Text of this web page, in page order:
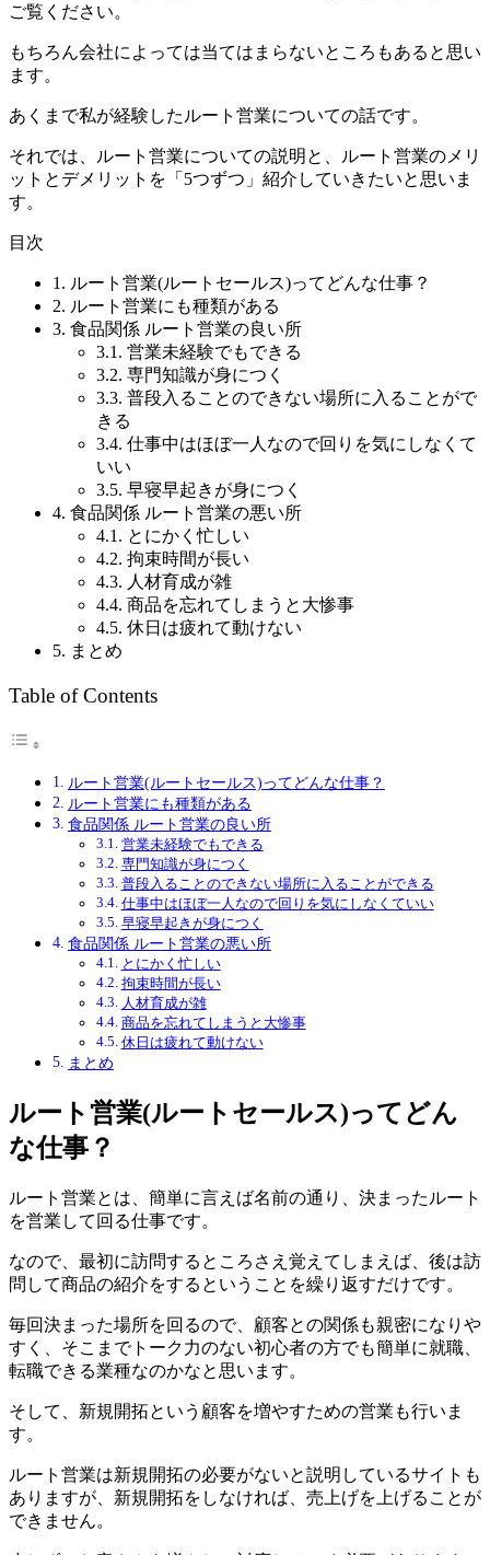
ご覧ください。
もちろん会社によっては当てはまらないところもあると思い
ます。
あくまで私が経験したルート営業についての話です。
それでは、ルート営業についての説明と、ルート営業のメリ
ットとデメリットを「5つずつ」紹介していきたいと思いま
す。
目次
1. ルート営業(ルートセールス)ってどんな仕事？
2. ルート営業にも種類がある
3. 食品関係 ルート営業の良い所
3.1. 営業未経験でもできる
3.2. 専門知識が身につく
3.3. 普段入ることのできない場所に入ることがで
きる
3.4. 仕事中はほぼ一人なので回りを気にしなくて
いい
3.5. 早寝早起きが身につく
4. 食品関係 ルート営業の悪い所
4.1. とにかく忙しい
4.2. 拘束時間が長い
4.3. 人材育成が雑
4.4. 商品を忘れてしまうと大惨事
4.5. 休日は疲れて動けない
5. まとめ
Table of Contents
ルート営業(ルートセールス)ってどんな仕事？
ルート営業にも種類がある
食品関係 ルート営業の良い所
営業未経験でもできる
専門知識が身につく
普段入ることのできない場所に入ることができる
仕事中はほぼ一人なので回りを気にしなくていい
早寝早起きが身につく
食品関係 ルート営業の悪い所
とにかく忙しい
拘束時間が長い
人材育成が雑
商品を忘れてしまうと大惨事
休日は疲れて動けない
まとめ
ルート営業(ルートセールス)ってどん
な仕事？
ルート営業とは、簡単に言えば名前の通り、決まったルート
を営業して回る仕事です。
なので、最初に訪問するところさえ覚えてしまえば、後は訪
問して商品の紹介をするということを繰り返すだけです。
毎回決まった場所を回るので、顧客との関係も親密になりや
すく、そこまでトーク力のない初心者の方でも簡単に就職、
転職できる業種なのかなと思います。
そして、新規開拓という顧客を増やすための営業も行いま
す。
ルート営業は新規開拓の必要がないと説明しているサイトも
ありますが、新規開拓をしなければ、売上げを上げることが
できません。